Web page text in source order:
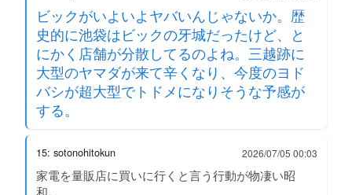
ビックがいよいよヤバいんじゃないか。歴
史的に池袋はビックの牙城だったけど、と
にかく店舗が分散してるのよね。三越跡に
大型のヤマダが来て辛くなり、今度のヨド
バシが超大型でトドメになりそうな予感が
する。
15: sotonohitokun 2026/07/05 00:03
家電を量販店に買いに行くと言う行動が物凄い昭
和。